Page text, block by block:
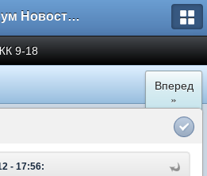
Форум Новостройки
9-18
Вперед
»
- 17:56: